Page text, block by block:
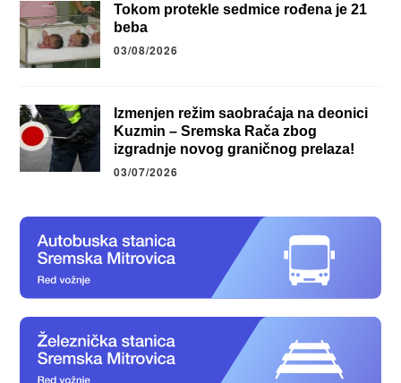
Tokom protekle sedmice rođena je 21
beba
03/08/2026
Izmenjen režim saobraćaja na deonici
Kuzmin – Sremska Rača zbog
izgradnje novog graničnog prelaza!
03/07/2026